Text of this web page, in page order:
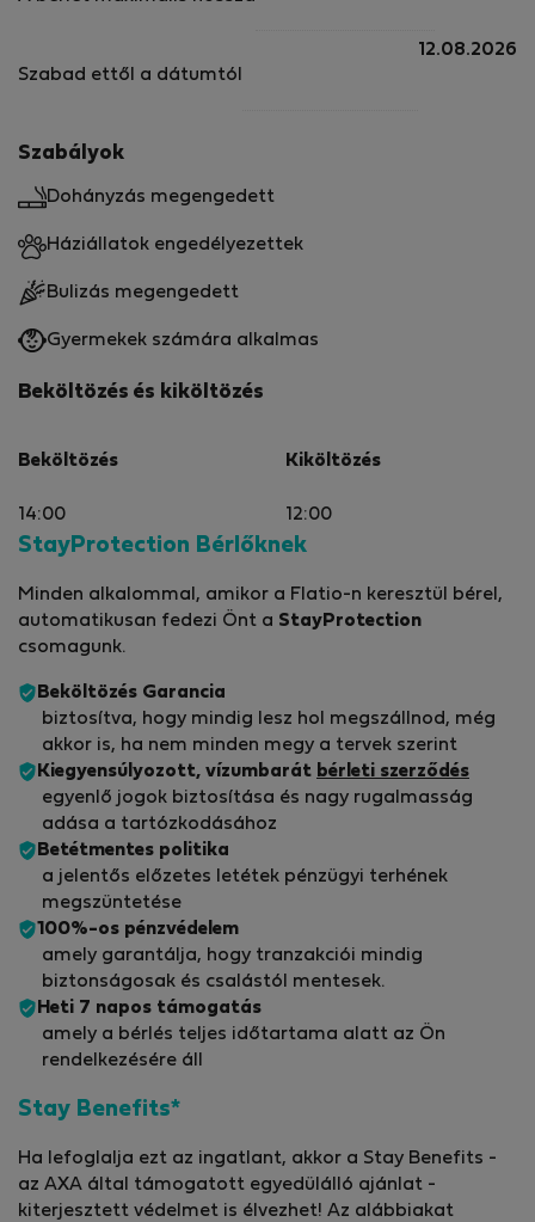
Szabad ettől a dátumtól
12.08.2026
Szabályok
Dohányzás megengedett
Háziállatok engedélyezettek
Bulizás megengedett
Gyermekek számára alkalmas
Beköltözés és kiköltözés
Beköltözés
14:00
Kiköltözés
12:00
StayProtection Bérlőknek
Minden alkalommal, amikor a Flatio-n keresztül bérel,
automatikusan fedezi Önt a StayProtection
csomagunk.
Beköltözés Garancia
biztosítva, hogy mindig lesz hol megszállnod, még
akkor is, ha nem minden megy a tervek szerint
Kiegyensúlyozott, vízumbarát bérleti szerződés
egyenlő jogok biztosítása és nagy rugalmasság
adása a tartózkodásához
Betétmentes politika
a jelentős előzetes letétek pénzügyi terhének
megszüntetése
100%-os pénzvédelem
amely garantálja, hogy tranzakciói mindig
biztonságosak és csalástól mentesek.
Heti 7 napos támogatás
amely a bérlés teljes időtartama alatt az Ön
rendelkezésére áll
Stay Benefits*
Ha lefoglalja ezt az ingatlant, akkor a Stay Benefits -
az AXA által támogatott egyedülálló ajánlat -
kiterjesztett védelmet is élvezhet! Az alábbiakat